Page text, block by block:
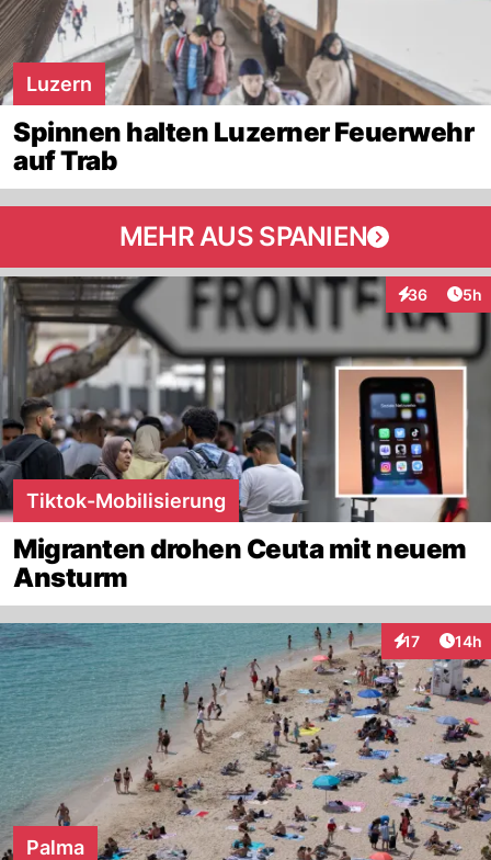
Luzern
Spinnen halten Luzerner Feuerwehr
auf Trab
MEHR AUS SPANIEN
36
Interaktionen
5h
Tiktok-Mobilisierung
Migranten drohen Ceuta mit neuem
Ansturm
17
Interaktionen
14h
Palma